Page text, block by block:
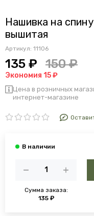
Нашивка на
вышитая
Артикул: 11106
135 ₽ 150 ₽
Экономия 15 ₽
Цена в розничных
интернет-магазине
Сумма заказа:
135 ₽